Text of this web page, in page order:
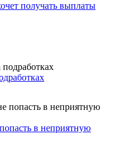
получать выплаты
в неприятную